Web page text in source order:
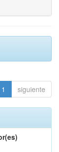
1 siguiente